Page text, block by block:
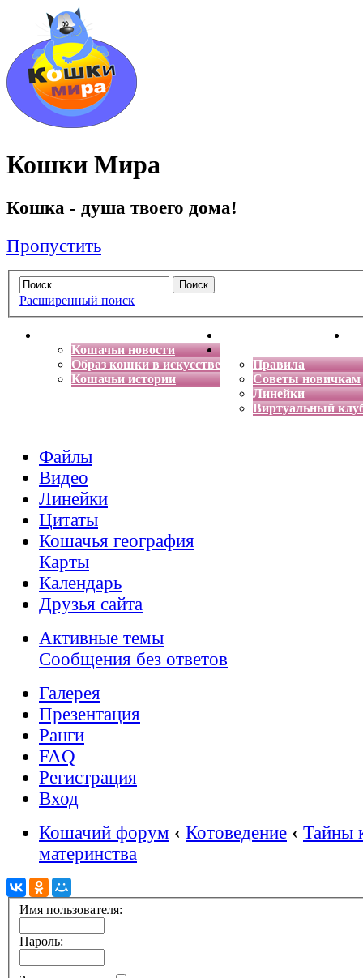
Кошки Мира
Кошка - душа твоего дома!
Пропустить
Расширенный поиск
Кошачьи новости
Образ кошки в искусстве
Кошачьи истории
Энциклопедия кошек
Правила
Советы новичкам
Линейки
Виртуальный
Файлы
Видео
Линейки
Цитаты
Кошачья география
Карты
Календарь
Друзья сайта
Активные темы
Сообщения без ответов
Галерея
Презентация
Ранги
FAQ
Регистрация
Вход
Кошачий форум ‹ Котоведение ‹ Тайны
материнства
Имя пользователя:
Пароль: